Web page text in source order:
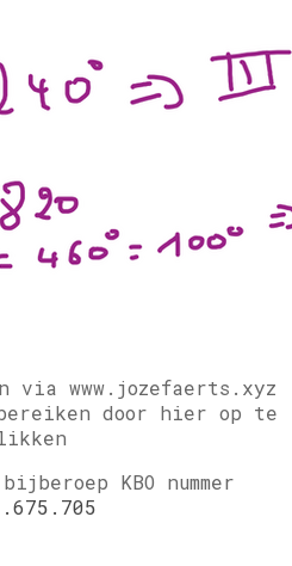
via www.jozefaerts.xyz
door hier op te
KBO nummer